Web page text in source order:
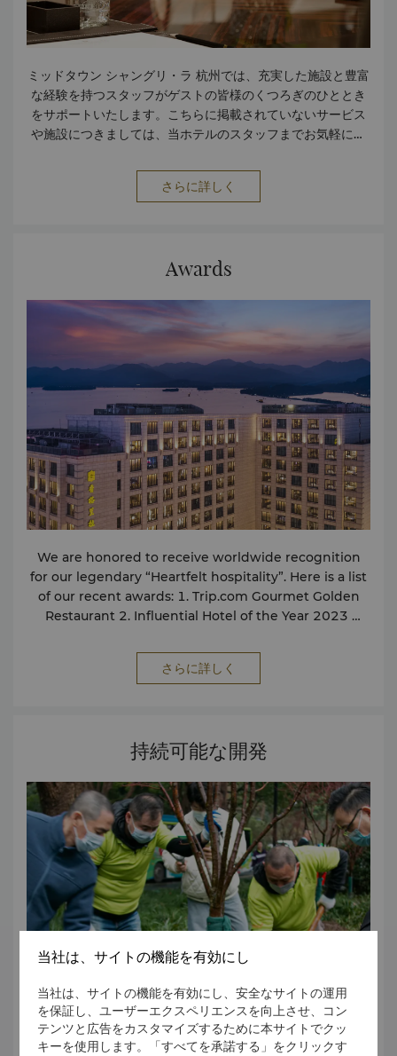
ミッドタウン シャングリ・ラ 杭州では、充実した施設と豊富
な経験を持つスタッフがゲストの皆様のくつろぎのひととき
をサポートいたします。こちらに掲載されていないサービス
や施設につきましては、当ホテルのスタッフまでお気軽にお
のバトラーサービス （ご利用いただけない場合がございま
アの無線インターネット接続 ショップ ギフトショップ ショ
リムジンサービス ツアーデスク お子様連れ 託児所・託児サ
ービス 飲食 ルームサービス（24時間） ロビーラウンジ イ
ベント予約センター ミッドタウン シャングリ・ラ 杭州のイ
ベント予約センターでは、旅慣れたビジネス旅行者の皆様が
便利にご利用いただけるビジネス施設や設備を取り揃えてお
ります。プロフェッショナルな専門チームがゲストの皆様の
ご要望に対応いたします。 施設 会議室・重役用会議室 電話
会議 / ビデオ会議設備 ブロードバンドインターネット サービ
ス ファイリングサービス 宅配サービス ファックス・コピー
サービス レーザープリント・スキャンサービス 翻訳 / 通訳サ
ービス 設備 オーディオビジュアル機器 LCD、オーバーヘッ
ド、スライドプロジェクター パソコンワークステーション
さらに詳しく
Awards
We are honored to receive worldwide recognition
for our legendary “Heartfelt hospitality”. Here is a list
of our recent awards: 1. Trip.com Gourmet Golden
Restaurant 2. Influential Hotel of the Year 2023
Hotel in East China - TTG 2024 5. Meituan Popular
Hotel Restaurant 6. Best Urban Resort Hotel of the
Communications. Ruby XuRuby.Xu@shangri-la.com
さらに詳しく
持続可能な開発
Midtown Shangri-la Hangzhou strives to set a good
当社は、サイトの機能を有効にし
当社は、サイトの機能を有効にし、安全なサイトの運用
を保証し、ユーザーエクスペリエンスを向上させ、コン
テンツと広告をカスタマイズするために本サイトでクッ
キーを使用します。「すべてを承諾する」をクリックす